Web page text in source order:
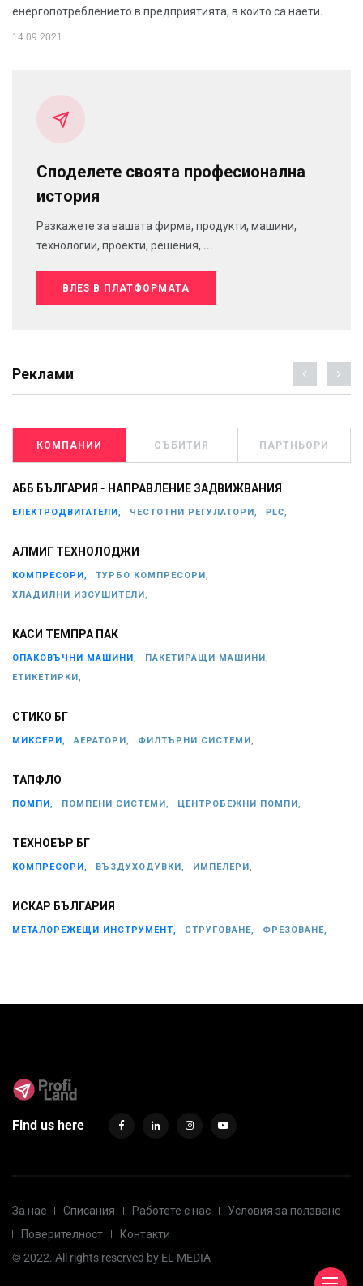
енергопотреблението в предприятията, в които са наети.
14.09.2021
Споделете своята професионална
история
Разкажете за вашата фирма, продукти, машини,
технологии, проекти, решения, ...
ВЛЕЗ В ПЛАТФОРМАТА
Реклами
КОМПАНИИ СЪБИТИЯ ПАРТНЬОРИ
АББ БЪЛГАРИЯ - НАПРАВЛЕНИЕ ЗАДВИЖВАНИЯ
ЕЛЕКТРОДВИГАТЕЛИ, ЧЕСТОТНИ РЕГУЛАТОРИ, PLC,
АЛМИГ ТЕХНОЛОДЖИ
КОМПРЕСОРИ,
ТУРБО КОМПРЕСОРИ,
ХЛАДИЛНИ ИЗСУШИТЕЛИ,
КАСИ ТЕМПРА ПАК
ОПАКОВЪЧНИ МАШИНИ,
ПАКЕТИРАЩИ МАШИНИ,
ЕТИКЕТИРКИ,
СТИКО БГ
МИКСЕРИ, АЕРАТОРИ, ФИЛТЪРНИ СИСТЕМИ,
ТАПФЛО
ПОМПИ, ПОМПЕНИ СИСТЕМИ, ЦЕНТРОБЕЖНИ ПОМПИ,
ТЕХНОЕЪР БГ
КОМПРЕСОРИ, ВЪЗДУХОДУВКИ, ИМПЕЛЕРИ,
ИСКАР БЪЛГАРИЯ
МЕТАЛОРЕЖЕЩИ ИНСТРУМЕНТ, СТРУГОВАНЕ, ФРЕЗОВАНЕ,
Find us here
За нас Списания Работете с нас
Условия за ползване
Поверителност
Контакти
© 2022. All rights reserved by EL MEDIA